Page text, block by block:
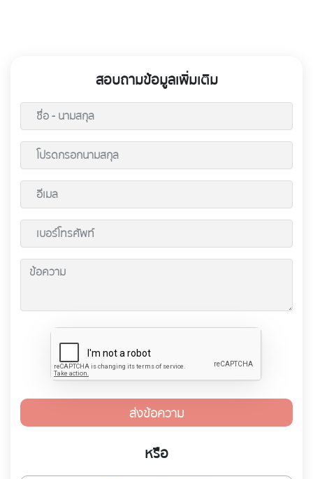
สอบถามข้อมูลเพิ่มเติม
ส่งข้อความ
หรือ